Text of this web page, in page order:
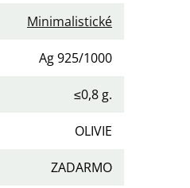
Minimalistické
Ag 925/1000
≤0,8 g.
OLIVIE
ZADARMO